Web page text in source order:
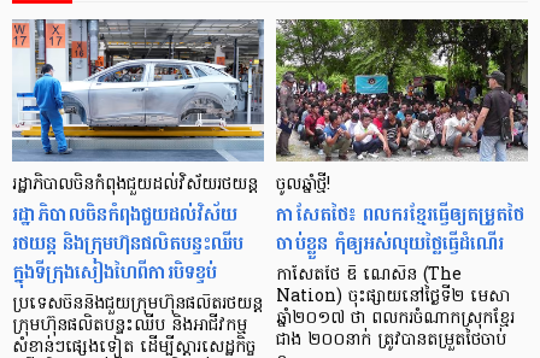
រដ្ឋាភិបាលចិនកំពុងជួយដល់វិស័យរថយន្ត
រដ្ឋាភិបាលចិនកំពុងជួយដល់វិស័យ
រថយន្ត និងក្រុមហ៊ុនផលិតបន្ទះឈីប
ក្នុងទីក្រុងសៀងហៃពីការបិទខ្ទប់
ប្រទេសចិននឹងជួយក្រុមហ៊ុនផលិតរថយន្ត
ក្រុមហ៊ុនផលិតបន្ទះឈីប និងអាជីវកម្ម
សំខាន់ៗផ្សេងទៀត ដើម្បីស្តារសេដ្ឋកិច្ច
ចូលឆ្នាំថ្មី!
កាសែតថៃ៖ ពលករ​ខ្មែរធ្វើ​​ឲ្យ​តម្រួត​ថៃ​
ចាប់​ខ្លួន កុំ​ឲ្យ​អស់លុយ​ថ្លៃ​ធ្វើ​ដំណើរ
កាសែតថៃ ឌឹ ណេសិន (The
Nation) ចុះ​ផ្សាយ​នៅថ្ងៃទី២ មេសា
ឆ្នាំ​២០១៧ ថា ពលករ​ចំណាក​ស្រុក​ខ្មែរ
ជាង ២០០នាក់ ត្រូវ​បាន​តម្រួត​ថៃ​ចាប់​